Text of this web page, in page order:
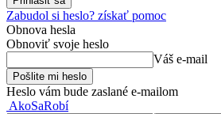
Zabudol si heslo? získať pomoc
Obnova hesla
Obnoviť svoje heslo
Váš e-mail
Heslo vám bude zaslané e-mailom
AkoSaRobí